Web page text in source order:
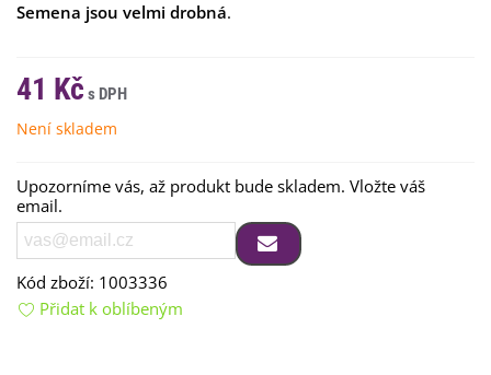
Semena jsou velmi drobná.
41 Kč
Není skladem
Upozorníme vás, až produkt bude skladem. Vložte váš
email.
Kód zboží: 1003336
Přidat k oblíbeným